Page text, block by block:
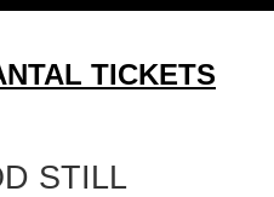
TICKETS
STILL